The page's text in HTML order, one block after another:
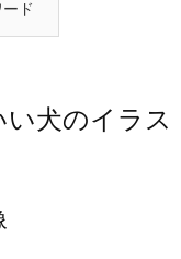
ド
犬のイラス